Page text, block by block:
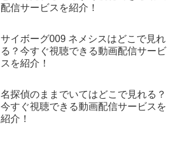
配信サービスを紹介！
サイボーグ009 ネメシスはどこで見れ
る？今すぐ視聴できる動画配信サービ
スを紹介！
名探偵のままでいてはどこで見れる？
今すぐ視聴できる動画配信サービスを
紹介！